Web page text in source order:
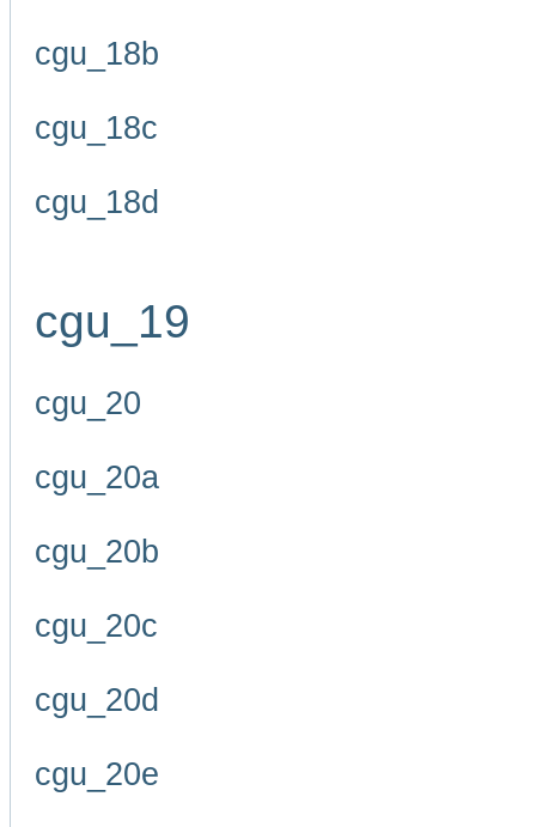
cgu_18b
cgu_18c
cgu_18d
cgu_19
cgu_20
cgu_20a
cgu_20b
cgu_20c
cgu_20d
cgu_20e